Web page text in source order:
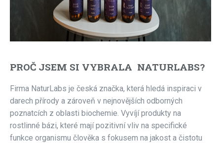
PROČ JSEM SI VYBRALA NATURLABS?
Firma NaturLabs je česká značka, která hledá inspiraci v
darech přírody a zároveň v nejnovějších odborných
poznatcích z oblasti biochemie. Vyvíjí produkty na
rostlinné bázi, které mají pozitivní vliv na specifické
funkce organismu člověka s fokusem na jakost a čistotu